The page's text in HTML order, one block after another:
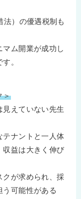
法）の優遇税制も
ム開業が成功し
。
＞
えていない先生
テナントと一人体
収益は大きく伸び
クが求められ、採
う可能性がある